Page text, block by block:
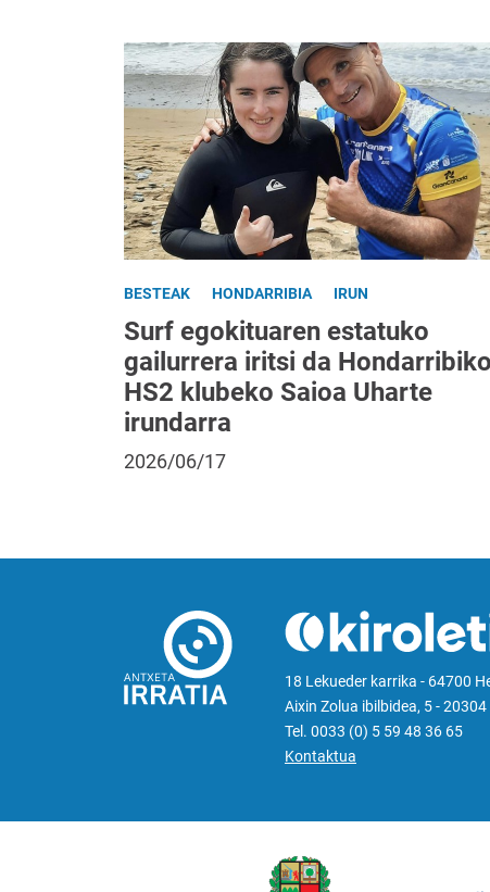
BESTEAK HONDARRIBIA IRUN
Surf egokituaren estatuko
gailurrera iritsi da Hondarribiko
HS2 klubeko Saioa Uharte
irundarra
2026/06/17
18 Lekueder karrika - 64700
Aixin Zolua ibilbidea, 5 - 20304
Tel. 0033 (0) 5 59 48 36 65
Kontaktua